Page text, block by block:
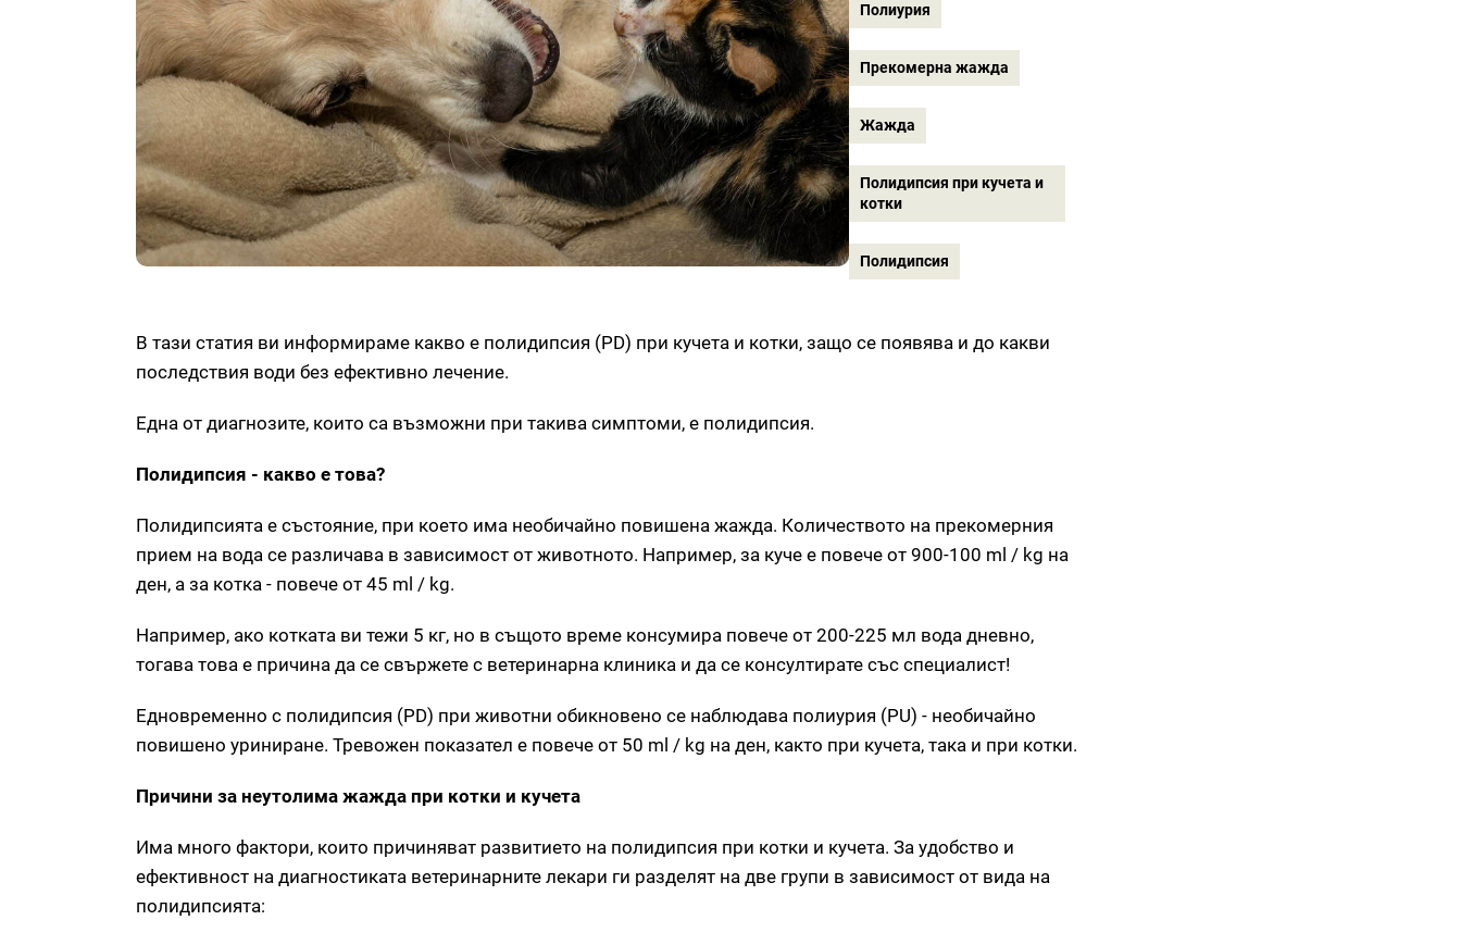
Полиурия
Прекомерна жажда
Жажда
Полидипсия при кучета и
котки
Полидипсия
В тази статия ви информираме какво е полидипсия (PD) при кучета и котки, защо се появява и до какви
последствия води без ефективно лечение.
Една от диагнозите, които са възможни при такива симптоми, е полидипсия.
Полидипсия - какво е това?
Полидипсията е състояние, при което има необичайно повишена жажда. Количеството на прекомерния
прием на вода се различава в зависимост от животното. Например, за куче е повече от 900-100 ml / kg на
ден, а за котка - повече от 45 ml / kg.
Например, ако котката ви тежи 5 кг, но в същото време консумира повече от 200-225 мл вода дневно,
тогава това е причина да се свържете с ветеринарна клиника и да се консултирате със специалист!
Едновременно с полидипсия (PD) при животни обикновено се наблюдава полиурия (PU) - необичайно
повишено уриниране. Тревожен показател е повече от 50 ml / kg на ден, както при кучета, така и при котки.
Причини за неутолима жажда при котки и кучета
Има много фактори, които причиняват развитието на полидипсия при котки и кучета. За удобство и
ефективност на диагностиката ветеринарните лекари ги разделят на две групи в зависимост от вида на
полидипсията: